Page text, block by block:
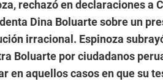
rechazó en declaraciones a
Dina Boluarte sobre un
irracional. Espinoza
Boluarte por ciudadanos
en aquellos casos en que su